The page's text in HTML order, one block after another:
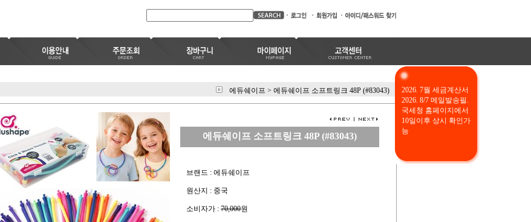
에듀쉐이프 > 에듀쉐이프 소프트링크 48P (#83043)
에듀쉐이프 소프트링크 48P (#83043)
브랜드 : 에듀쉐이프
원산지 : 중국
소비자가 : 70,000원
2026. 7월 세금계산서
2026. 8/7 메일발송필.
국세청 홈페이지에서
10일이후 상시 확인가
능